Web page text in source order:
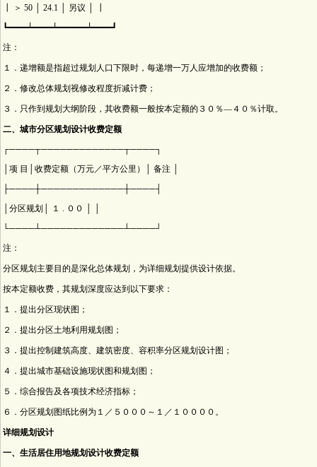
┃ ＞ 50 │ 24.1 │ 另议 │ ┃
┗━━━━┷━━━━┷━━━━━━┷━━━━┛
注：
１．递增额是指超过规划人口下限时，每递增一万人应增加的收费额；
２．修改总体规划视修改程度折减计费；
３．只作到规划大纲阶段，其收费额一般按本定额的３０％—４０％计取。
二、城市分区规划设计收费定额
┌────┬─────────────┬────┐
│项 目│收费定额（万元／平方公里）│ 备注 │
├────┼─────────────┼────┤
│分区规划│ １ . ００ │ │
└────┴─────────────┴────┘
注：
分区规划主要目的是深化总体规划，为详细规划提供设计依据。
按本定额收费，其规划深度应达到以下要求：
１．提出分区现状图；
２．提出分区土地利用规划图；
３．提出控制建筑高度、建筑密度、容积率分区规划设计图；
４．提出城市基础设施现状图和规划图；
５．综合报告及各项技术经济指标；
６．分区规划图纸比例为１／５０００～１／１００００。
详细规划设计
一、生活居住用地规划设计收费定额